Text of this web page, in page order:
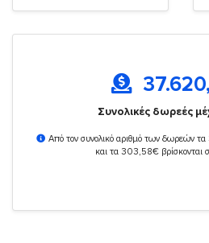
Συνολικές δωρεές
Από τον συνολικό αριθμό των δωρεών τα
και τα 303,58€ βρίσκονται